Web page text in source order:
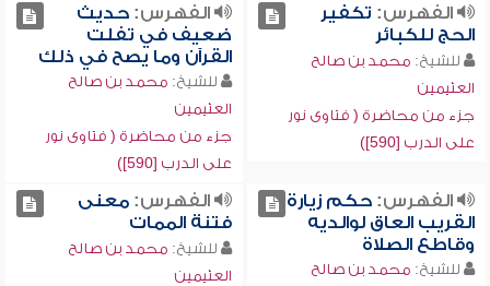
الفهرس: تكفير
الحج للكبائر
للشيخ: محمد بن صالح
العثيمين
جزء من محاضرة ( فتاوى نور
على الدرب [590])
الفهرس:حديث
ضعيف في تفلت
القرآن وما يصح في ذلك
للشيخ: محمد بن صالح
العثيمين
جزء من محاضرة ( فتاوى نور
على الدرب [590])
الفهرس:حكم زيارة
القريب العاق لوالديه
وقاطع الصلاة
للشيخ: محمد بن صالح
الفهرس:معنى
فتنة الممات
للشيخ: محمد بن صالح
العثيمين